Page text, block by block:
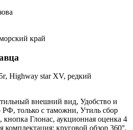
край
Highway star XV, редкий
внешний вид, Удобство и
РФ, только с таможни, Утиль сбор
Глонас, аукционная оценка 4
комплектация: круговой обзор 360°,